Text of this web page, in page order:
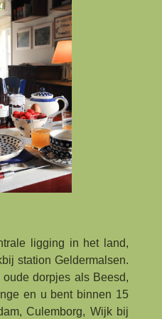
ligging in het land,
station Geldermalsen.
dorpjes als Beesd,
en u bent binnen 15
Culemborg, Wijk bij